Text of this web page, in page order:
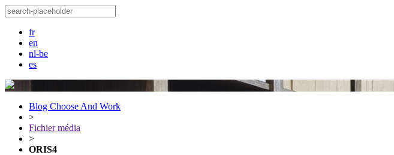
fr
en
nl-be
es
Blog Choose And Work
>
Fichier média
>
ORIS4